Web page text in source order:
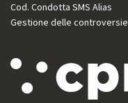
Cod. Condotta SMS Alias
Gestione delle controversie